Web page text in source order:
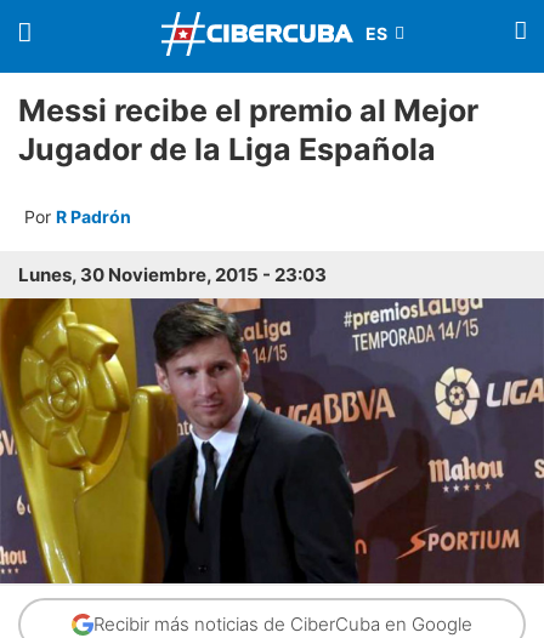
Messi recibe el premio al Mejor
Jugador de la Liga Española
Por R Padrón
Lunes, 30 Noviembre, 2015 - 23:03
Recibir más noticias de CiberCuba en Google